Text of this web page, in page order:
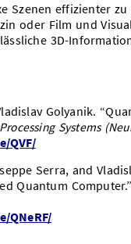
Szenen effizienter
oder Film und
3D-
Golyanik.
Systems
QVF/
Serra, and
Quantum Computer.”
QNeRF/